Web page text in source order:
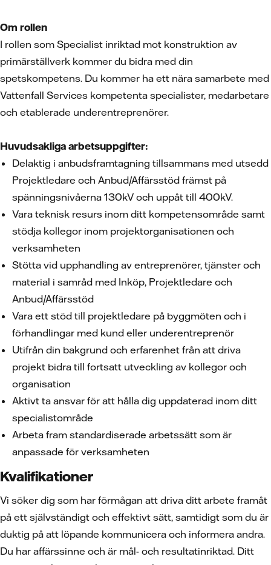
Om rollen
I rollen som Specialist inriktad mot konstruktion av
primärställverk kommer du bidra med din
spetskompetens. Du kommer ha ett nära samarbete med
Vattenfall Services kompetenta specialister, medarbetare
och etablerade underentreprenörer.
Huvudsakliga arbetsuppgifter:
Delaktig i anbudsframtagning tillsammans med utsedd
Projektledare och Anbud/Affärsstöd främst på
spänningsnivåerna 130kV och uppåt till 400kV.
Vara teknisk resurs inom ditt kompetensområde samt
stödja kollegor inom projektorganisationen och
verksamheten
Stötta vid upphandling av entreprenörer, tjänster och
material i samråd med Inköp, Projektledare och
Anbud/Affärsstöd
Vara ett stöd till projektledare på byggmöten och i
förhandlingar med kund eller underentreprenör
Utifrån din bakgrund och erfarenhet från att driva
projekt bidra till fortsatt utveckling av kollegor och
organisation
Aktivt ta ansvar för att hålla dig uppdaterad inom ditt
specialistområde
Arbeta fram standardiserade arbetssätt som är
anpassade för verksamheten
Kvalifikationer
Vi söker dig som har förmågan att driva ditt arbete framåt
på ett självständigt och effektivt sätt, samtidigt som du är
duktig på att löpande kommunicera och informera andra.
Du har affärssinne och är mål- och resultatinriktad. Ditt